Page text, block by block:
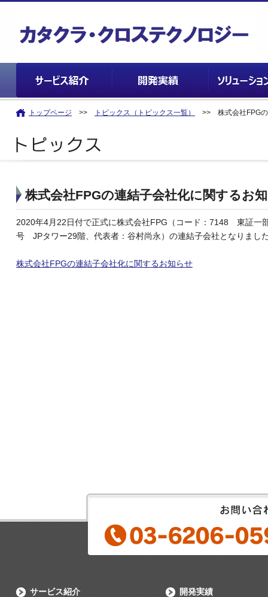
トップページ >> トピックス（トピックス一覧） >> 株式会社FPGの
株式会社FPGの連結子会社化に関するお
2020年4月22日付で正式に株式会社FPG（コード：7148 東証一
号 JPタワー29階、代表者：谷村尚永）の連結子会社となりまし
株式会社FPGの連結子会社化に関するお知らせ
サービス紹介 開発実績